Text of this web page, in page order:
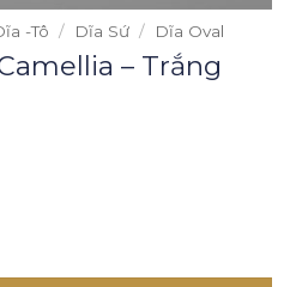
-Tô / Dĩa Sứ / Dĩa Oval
– Trắng
- Trắng số lượng